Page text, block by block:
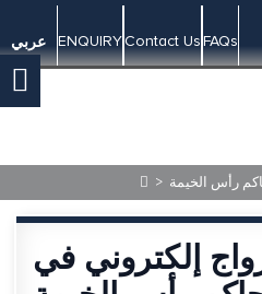
عربي ENQUIRYContact UsFAQs
>
إلكتروني في